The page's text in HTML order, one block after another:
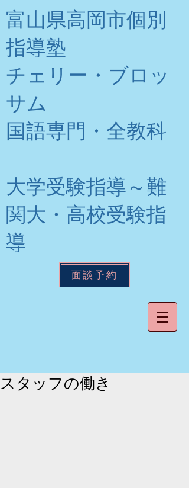
富山県高岡市個別
指導塾
チェリー・ブロッ
サム
​国語専門・全教科
大学受験指導～難
関大・高校受験指
導
面談予約
スタッフの働き